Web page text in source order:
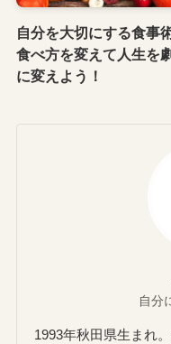
自分を大切にする食事術
食べ方を変えて人生を
に変えよう！
自分
1993年秋田県生まれ